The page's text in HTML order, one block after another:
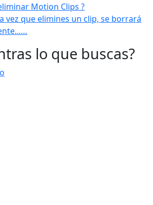
Motion Clips ?
vez que elimines un clip, se borrará
lo que buscas?